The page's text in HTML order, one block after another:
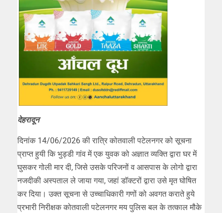
देहरादून
दिनांक 14/06/2026 की रात्रि कोतवाली पटेलनगर को सूचना
प्राप्त हुयी कि भुड्डी गांव में एक युवक को अज्ञात व्यक्ति द्वारा घर में
घुसकर गोली मार दी, जिसे उसके परिजनों व आसपास के लोगो द्वारा
नजदीकी अस्पताल ले जाया गया, जहां डॉक्टरों द्वारा उसे मृत घोषित
कर दिया। उक्त सूचना से उच्चाधिकारी गणों को अवगत कराते हुये
प्रभारी निरीक्षक कोतवाली पटेलनगर मय पुलिस बल के तत्काल मौके